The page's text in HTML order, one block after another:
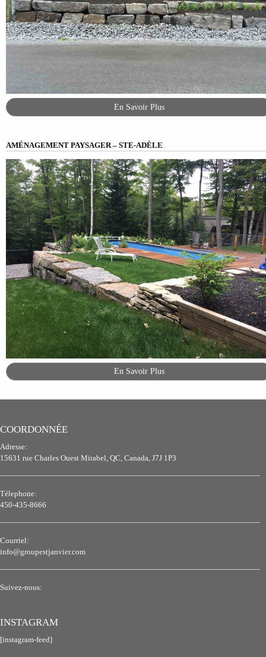
En Savoir Plus
AMÉNAGEMENT PAYSAGER – STE-ADÈLE
En Savoir Plus
COORDONNÉE
Adresse:
15631 rue Charles Ouest Mirabel, QC, Canada, J7J 1P3
Télephone:
450-435-8666
Courriel:
info@groupestjanvier.com
Suivez-nous:
INSTAGRAM
[instagram-feed]